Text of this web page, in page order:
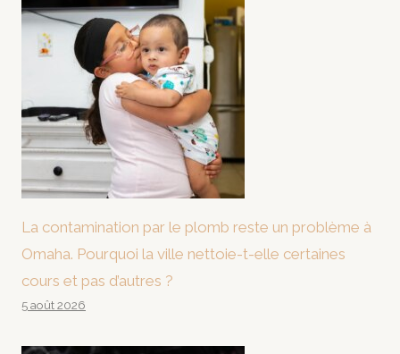
La contamination par le plomb reste un problème à
Omaha. Pourquoi la ville nettoie-t-elle certaines
cours et pas d’autres ?
5 août 2026